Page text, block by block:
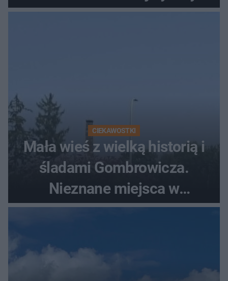
szczyt Gór Świętokrzyskich
CIEKAWOSTKI
Mała wieś z wielką historią i
śladami Gombrowicza.
Nieznane miejsca w
Świętokrzyskiem